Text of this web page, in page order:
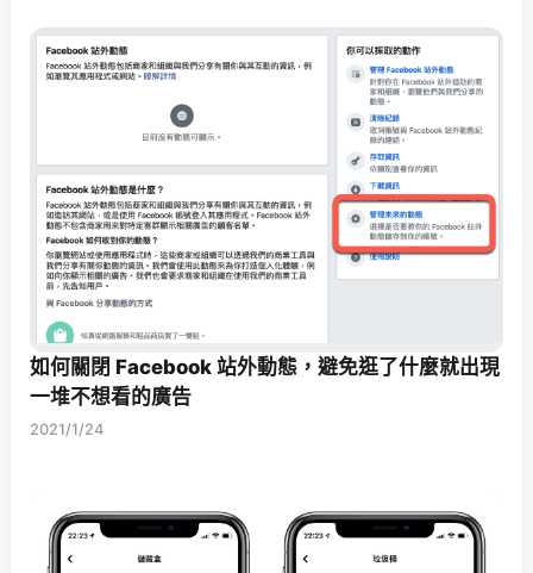
如何關閉 Facebook 站外動態，避免逛了什麼就出現
一堆不想看的廣告
2021/1/24